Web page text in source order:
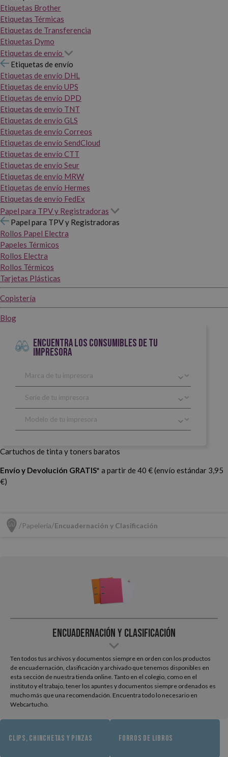
Etiquetas Brother
Etiquetas Térmicas
Etiquetas de Transferencia
Etiquetas Dymo
Etiquetas de envío
Etiquetas de envío
Etiquetas de envío DHL
Etiquetas de envío UPS
Etiquetas de envío DPD
Etiquetas de envío TNT
Etiquetas de envío GLS
Etiquetas de envío Correos
Etiquetas de envío SendCloud
Etiquetas de envío CTT
Etiquetas de envío Seur
Etiquetas de envío MRW
Etiquetas de envío Hermes
Etiquetas de envío FedEx
Papel para TPV y Registradoras
Papel para TPV y Registradoras
Rollos Papel Electra
Papeles Térmicos
Rollos Electra
Rollos Térmicos
Tarjetas Plásticas
Copistería
Blog
ENCUENTRA LOS CONSUMIBLES DE TU
IMPRESORA
Cartuchos de tinta y toners baratos
Envío y Devolución GRATIS* a partir de 40 € (envío estándar 3,95
€)
Papelería Encuadernación y Clasificación
Encuadernación y Clasificación
Ten todos tus archivos y documentos siempre en orden con los productos
de encuadernación, clasificación y archivado que tenemos disponibles en
esta sección de nuestra tienda online. Tanto en el colegio, como en el
instituto y el trabajo, tener los apuntes y documentos siempre ordenados es
mucho más que una recomendación. Encuentra todo lo necesario en
Webcartucho.
CLIPS, CHINCHETAS Y PINZAS FORROS DE LIBROS